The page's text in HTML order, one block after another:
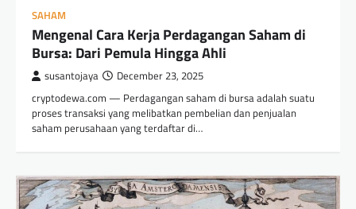
SAHAM
Mengenal Cara Kerja Perdagangan Saham di
Bursa: Dari Pemula Hingga Ahli
susantojaya December 23, 2025
cryptodewa.com — Perdagangan saham di bursa adalah suatu
proses transaksi yang melibatkan pembelian dan penjualan
saham perusahaan yang terdaftar di…